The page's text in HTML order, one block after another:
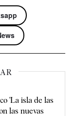
'La isla de las
las nuevas